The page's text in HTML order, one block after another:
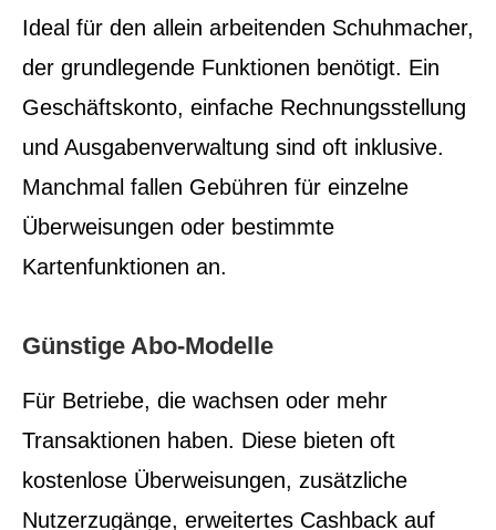
Ideal für den allein arbeitenden Schuhmacher,
der grundlegende Funktionen benötigt. Ein
Geschäftskonto, einfache Rechnungsstellung
und Ausgabenverwaltung sind oft inklusive.
Manchmal fallen Gebühren für einzelne
Überweisungen oder bestimmte
Kartenfunktionen an.
Günstige Abo-Modelle
Für Betriebe, die wachsen oder mehr
Transaktionen haben. Diese bieten oft
kostenlose Überweisungen, zusätzliche
Nutzerzugänge, erweitertes Cashback auf